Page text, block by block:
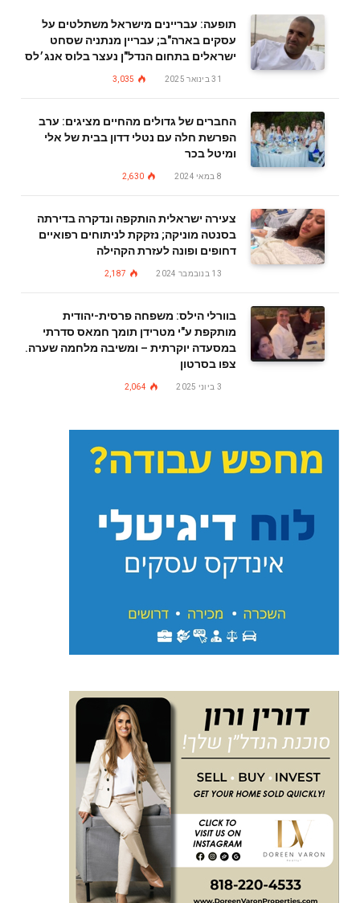
תופעה: עבריינים מישראל משתלטים על
עסקים בארה"ב; עבריין מנתניה שסחט
ישראלים בתחום הנדל"ן נעצר בלוס אנג׳לס
31 בינואר 2025 3,035
החברים של גדולים מהחיים מציגים: ערב
הפרשת חלה עם נטלי דדון בבית של אלי
ומיטל בכר
8 במאי 2024 2,630
צעירה ישראלית הותקפה ונדקרה בדירתה
בסנטה מוניקה; נזקקת לניתוחים רפואיים
דחופים ופונה לעזרת הקהילה
13 בנובמבר 2024 2,187
בוורלי הילס: משפחה פרסית-יהודית
מותקפת ע"י מטרידן תומך חמאס סדרתי
במסעדה יוקרתית – ומשיבה מלחמה שערה.
צפו בסרטון
3 ביוני 2025 2,064